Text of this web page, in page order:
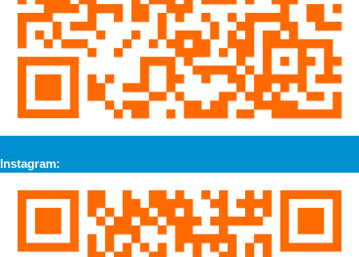
Instagram: